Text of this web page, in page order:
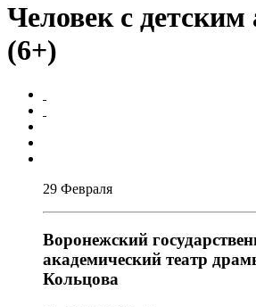
Человек с детским
(6+)
29 Февраля
Воронежский
академический театр
Кольцова